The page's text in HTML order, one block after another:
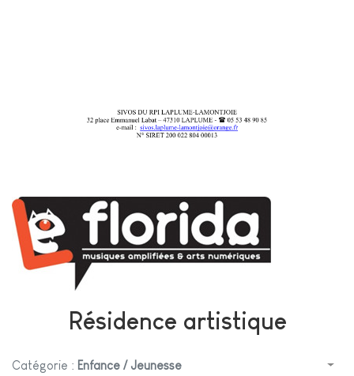
Résidence artistique
Catégorie : Enfance / Jeunesse